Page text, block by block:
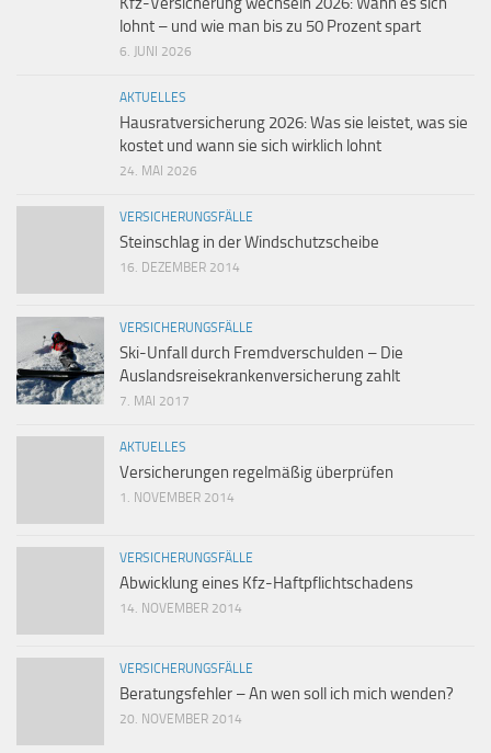
lohnt – und wie man bis zu 50 Prozent spart
6. JUNI 2026
AKTUELLES
Hausratversicherung 2026: Was sie leistet, was sie
kostet und wann sie sich wirklich lohnt
24. MAI 2026
VERSICHERUNGSFÄLLE
Steinschlag in der Windschutzscheibe
16. DEZEMBER 2014
VERSICHERUNGSFÄLLE
Ski-Unfall durch Fremdverschulden – Die
Auslandsreisekrankenversicherung zahlt
7. MAI 2017
AKTUELLES
Versicherungen regelmäßig überprüfen
1. NOVEMBER 2014
VERSICHERUNGSFÄLLE
Abwicklung eines Kfz-Haftpflichtschadens
14. NOVEMBER 2014
VERSICHERUNGSFÄLLE
Beratungsfehler – An wen soll ich mich wenden?
20. NOVEMBER 2014